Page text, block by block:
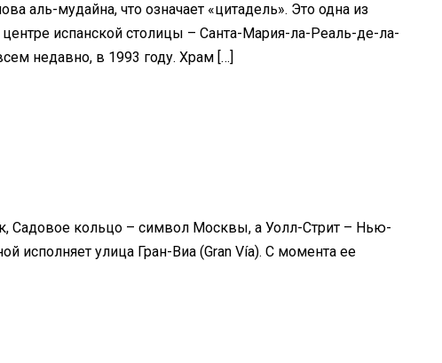
аль-мудайна, что означает «цитадель». Это одна из
испанской столицы – Санта-Мария-ла-Реаль-де-ла-
недавно, в 1993 году. Храм […]
Садовое кольцо – символ Москвы, а Уолл-Стрит – Нью-
исполняет улица Гран-Виа (Gran Vía). С момента ее